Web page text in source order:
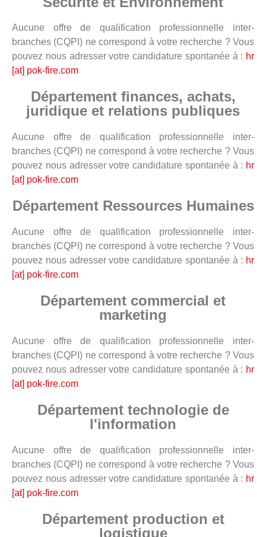
Aucune offre de qualification professionnelle inter-
branches (CQPI) ne correspond à votre recherche ? Vous
pouvez nous adresser votre candidature spontanée à : hr
[at] pok-fire.com
Département finances, achats,
juridique et relations publiques
Aucune offre de qualification professionnelle inter-
branches (CQPI) ne correspond à votre recherche ? Vous
pouvez nous adresser votre candidature spontanée à : hr
[at] pok-fire.com
Département Ressources Humaines
Aucune offre de qualification professionnelle inter-
branches (CQPI) ne correspond à votre recherche ? Vous
pouvez nous adresser votre candidature spontanée à : hr
[at] pok-fire.com
Département commercial et
marketing
Aucune offre de qualification professionnelle inter-
branches (CQPI) ne correspond à votre recherche ? Vous
pouvez nous adresser votre candidature spontanée à : hr
[at] pok-fire.com
Département technologie de
l'information
Aucune offre de qualification professionnelle inter-
branches (CQPI) ne correspond à votre recherche ? Vous
pouvez nous adresser votre candidature spontanée à : hr
[at] pok-fire.com
Département production et
logistique